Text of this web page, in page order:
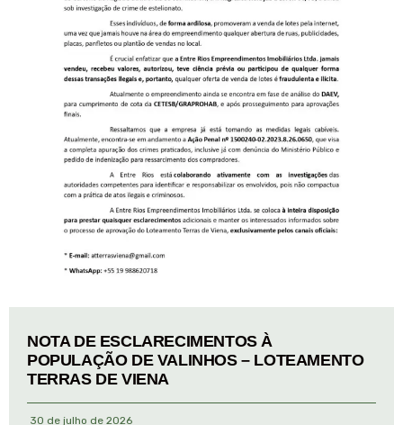
NOTA DE ESCLARECIMENTOS À
POPULAÇÃO DE VALINHOS – LOTEAMENTO
TERRAS DE VIENA
30 de julho de 2026